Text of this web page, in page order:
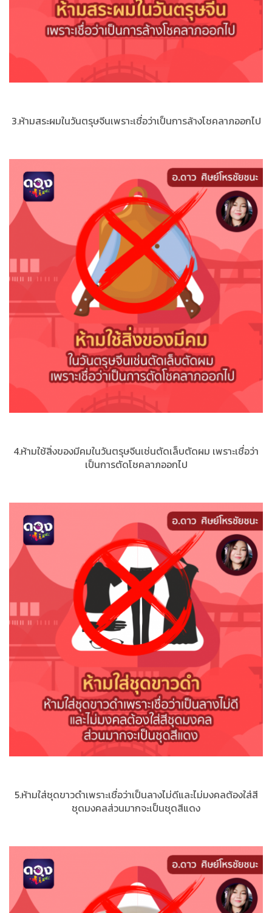
3.ห้ามสระผมในวันตรุษจีนเพราะเชื่อว่าเป็นการล้างโชคลาภออกไป
4.ห้ามใช้สิ่งของมีคมในวันตรุษจีนเช่นตัดเล็บตัดผม เพราะเชื่อว่า
เป็นการตัดโชคลาภออกไป
5.ห้ามใส่ชุดขาวดำเพราะเชื่อว่าเป็นลางไม่ดีและไม่มงคลต้องใส่สี
ชุดมงคลส่วนมากจะเป็นชุดสีแดง